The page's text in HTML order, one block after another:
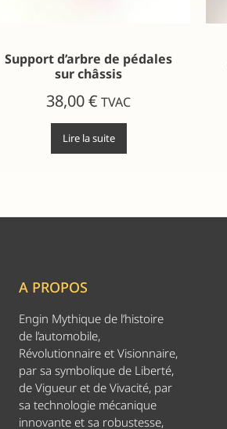
Support d’arbre de pédales
sur châssis
38,00€ TVAC
Lire la suite
A PROPOS
Engin Mythique de l’histoire
de l’automobile,
Révolutionnaire et Visionnaire,
par sa symbolique de Liberté,
de Vigueur et de Vivacité, par
sa technologie mécanique
innovante et sa robustesse,